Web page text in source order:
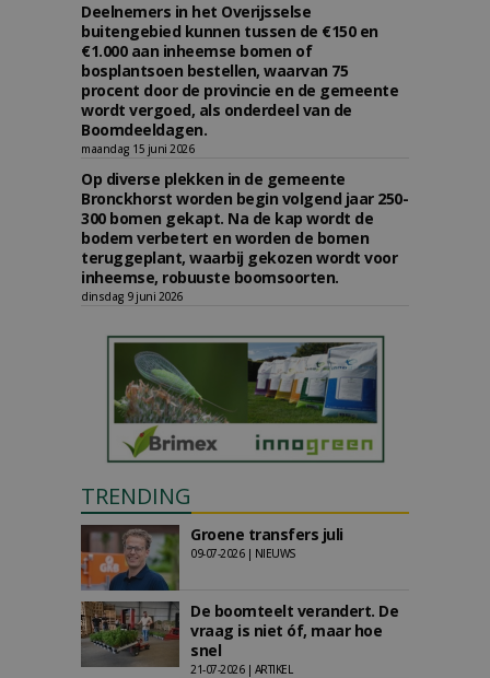
Deelnemers in het Overijsselse
buitengebied kunnen tussen de €150 en
€1.000 aan inheemse bomen of
bosplantsoen bestellen, waarvan 75
procent door de provincie en de gemeente
wordt vergoed, als onderdeel van de
Boomdeeldagen.
maandag 15 juni 2026
Op diverse plekken in de gemeente
Bronckhorst worden begin volgend jaar 250-
300 bomen gekapt. Na de kap wordt de
bodem verbetert en worden de bomen
teruggeplant, waarbij gekozen wordt voor
inheemse, robuuste boomsoorten.
dinsdag 9 juni 2026
TRENDING
Groene transfers juli
09-07-2026 | NIEUWS
De boomteelt verandert. De
vraag is niet óf, maar hoe
snel
21-07-2026 | ARTIKEL